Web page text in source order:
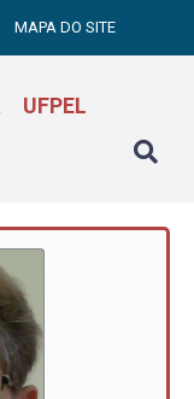
MAPA DO SITE
UFPEL